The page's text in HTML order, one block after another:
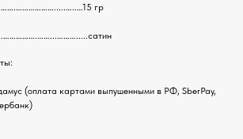
гр
(оплата картами выпушенными в РФ, SberPay,